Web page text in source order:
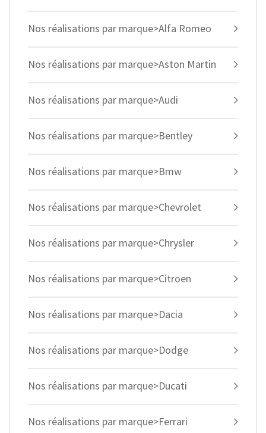
Nos réalisations par marque>Alfa Romeo
Nos réalisations par marque>Aston Martin
Nos réalisations par marque>Audi
Nos réalisations par marque>Bentley
Nos réalisations par marque>Bmw
Nos réalisations par marque>Chevrolet
Nos réalisations par marque>Chrysler
Nos réalisations par marque>Citroen
Nos réalisations par marque>Dacia
Nos réalisations par marque>Dodge
Nos réalisations par marque>Ducati
Nos réalisations par marque>Ferrari